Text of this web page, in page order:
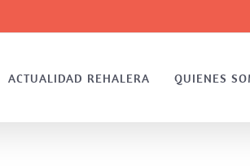
ACTUALIDAD REHALERA QUIENES